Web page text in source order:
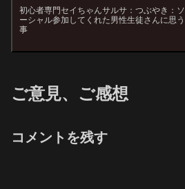
初心者専門セイちゃんサルサ：つぶやき：ソ
ーシャル参加してくれた男性生徒さんに思う
事
ご意見、ご感想
コメントを残す